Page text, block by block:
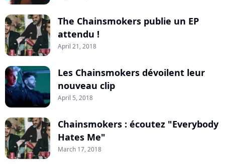
The Chainsmokers publie un EP
attendu !
April 21, 2018
Les Chainsmokers dévoilent leur
nouveau clip
April 5, 2018
Chainsmokers : écoutez "Everybody
Hates Me"
March 17, 2018